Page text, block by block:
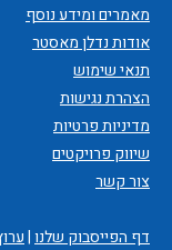
מאמרים ומידע נוסף
אודות נדלן מאסטר
תנאי שימוש
הצהרת נגישות
מדיניות פרטיות
שיווק פרויקטים
צור קשר
דף הפייסבוק שלנו|